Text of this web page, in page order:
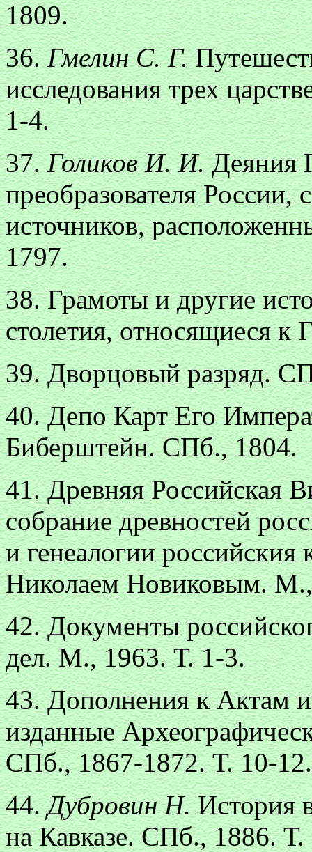
1809.
36.Гмелин С. Г.
исследования трех
1-4.
37.Голиков И. И.Деяния
преобразователя
источников,
1797.
38. Грамоты и другие
столетия, относящиеся
39. Дворцовый разряд.
40. Депо Карт Его
Биберштейн. СПб., 1804.
41. Древняя Российская
собрание древностей
и генеалогии
Николаем Новиковым.
42. Документы
дел. М., 1963. Т. 1-3.
43. Дополнения к Актам
изданные
СПб., 1867-1872. Т. 10-12.
44.Дубровин Н.История
на Кавказе. СПб., 1886. Т.